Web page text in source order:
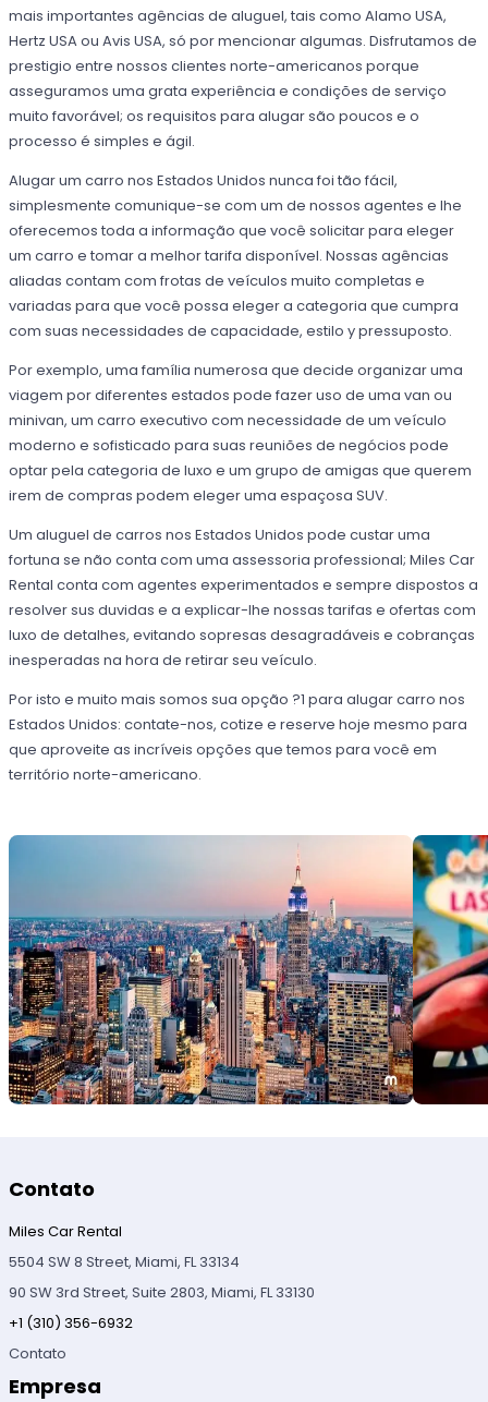
mais importantes agências de aluguel, tais como Alamo USA,
Hertz USA ou Avis USA, só por mencionar algumas. Disfrutamos de
prestigio entre nossos clientes norte-americanos porque
asseguramos uma grata experiência e condições de serviço
muito favorável; os requisitos para alugar são poucos e o
processo é simples e ágil.
Alugar um carro nos Estados Unidos nunca foi tão fácil,
simplesmente comunique-se com um de nossos agentes e lhe
oferecemos toda a informação que você solicitar para eleger
um carro e tomar a melhor tarifa disponível. Nossas agências
aliadas contam com frotas de veículos muito completas e
variadas para que você possa eleger a categoria que cumpra
com suas necessidades de capacidade, estilo y pressuposto.
Por exemplo, uma família numerosa que decide organizar uma
viagem por diferentes estados pode fazer uso de uma van ou
minivan, um carro executivo com necessidade de um veículo
moderno e sofisticado para suas reuniões de negócios pode
optar pela categoria de luxo e um grupo de amigas que querem
irem de compras podem eleger uma espaçosa SUV.
Um aluguel de carros nos Estados Unidos pode custar uma
fortuna se não conta com uma assessoria professional; Miles Car
Rental conta com agentes experimentados e sempre dispostos a
resolver sus duvidas e a explicar-lhe nossas tarifas e ofertas com
luxo de detalhes, evitando sopresas desagradáveis e cobranças
inesperadas na hora de retirar seu veículo.
Por isto e muito mais somos sua opção ?1 para alugar carro nos
Estados Unidos: contate-nos, cotize e reserve hoje mesmo para
que aproveite as incríveis opções que temos para você em
território norte-americano.
Contato
Miles Car Rental
5504 SW 8 Street, Miami, FL 33134
90 SW 3rd Street, Suite 2803, Miami, FL 33130
+1 (310) 356-6932
Contato
Empresa